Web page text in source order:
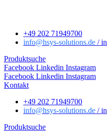
+49 202 71949700
info@hsys-solutions.de /
Produktsuche
Facebook Linkedin Instagram
Facebook Linkedin Instagram
Kontakt
+49 202 71949700
info@hsys-solutions.de /
Produktsuche